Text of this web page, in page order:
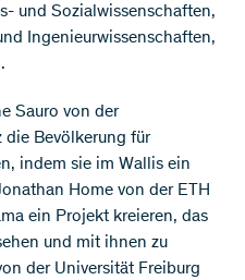
und Sozialwissenschaften,
Ingenieurwissenschaften,
Sauro von der
die Bevölkerung für
indem sie im Wallis ein
Home von der ETH
ein Projekt kreieren, das
und mit ihnen zu
der Universität Freiburg